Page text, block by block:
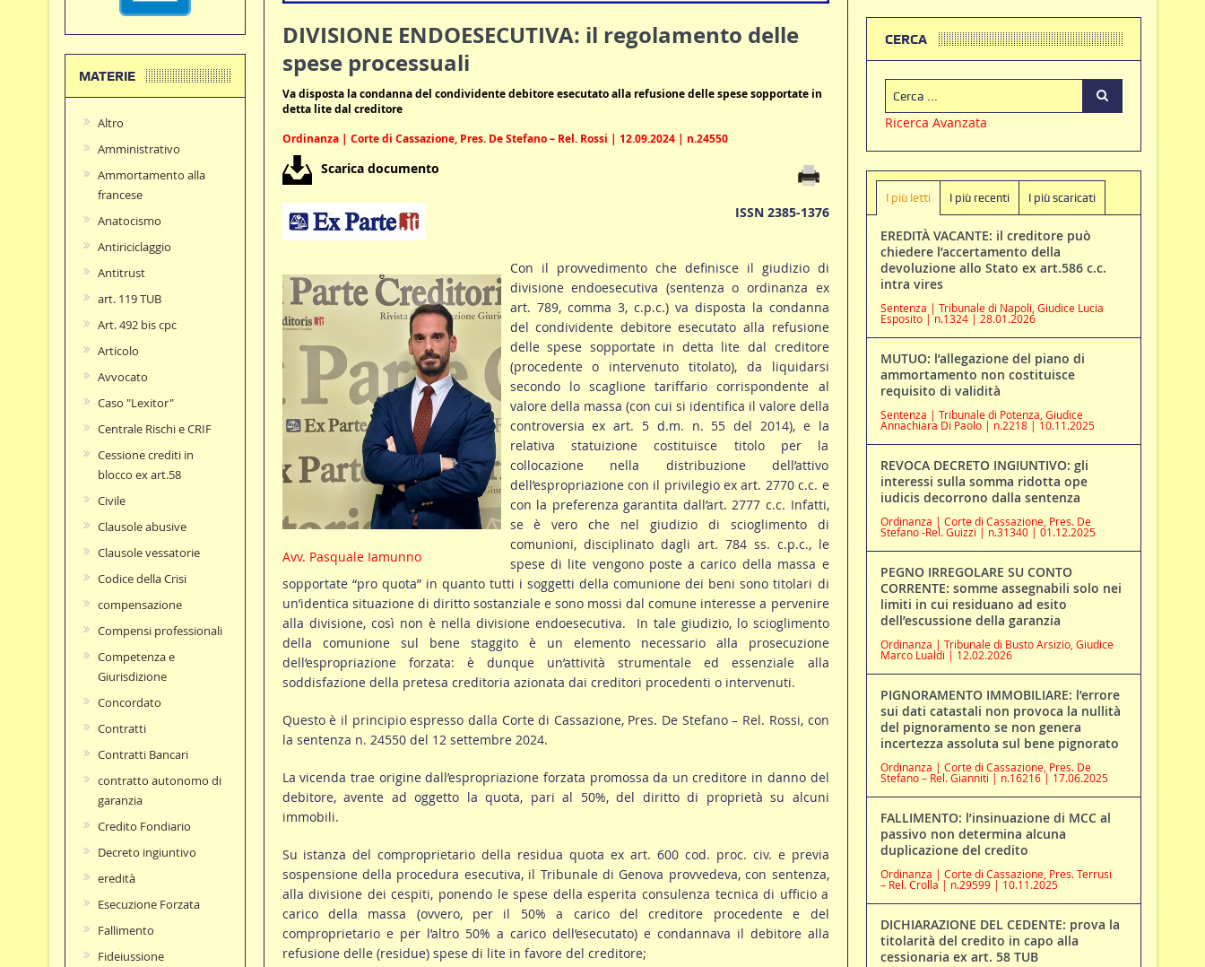
DIVISIONE ENDOESECUTIVA: il regolamento delle
spese processuali
Va disposta la condanna del condividente debitore esecutato alla refusione delle spese sopportate in
detta lite dal creditore
Ordinanza | Corte di Cassazione, Pres. De Stefano – Rel. Rossi | 12.09.2024 | n.24550
Scarica documento
ISSN 2385-1376
Avv. Pasquale Iamunno
Con il provvedimento che definisce il giudizio di
divisione endoesecutiva (sentenza o ordinanza ex
art. 789, comma 3, c.p.c.) va disposta la condanna
del condividente debitore esecutato alla refusione
delle spese sopportate in detta lite dal creditore
(procedente o intervenuto titolato), da liquidarsi
secondo lo scaglione tariffario corrispondente al
valore della massa (con cui si identifica il valore della
controversia ex art. 5 d.m. n. 55 del 2014), e la
relativa statuizione costituisce titolo per la
collocazione nella distribuzione dell’attivo
dell’espropriazione con il privilegio ex art. 2770 c.c. e
con la preferenza garantita dall’art. 2777 c.c. Infatti,
se è vero che nel giudizio di scioglimento di
comunioni, disciplinato dagli art. 784 ss. c.p.c., le
spese di lite vengono poste a carico della massa e
sopportate “pro quota” in quanto tutti i soggetti della comunione dei beni sono titolari di
un’identica situazione di diritto sostanziale e sono mossi dal comune interesse a pervenire
alla divisione, così non è nella divisione endoesecutiva. In tale giudizio, lo scioglimento
della comunione sul bene staggito è un elemento necessario alla prosecuzione
dell’espropriazione forzata: è dunque un’attività strumentale ed essenziale alla
soddisfazione della pretesa creditoria azionata dai creditori procedenti o intervenuti.
Questo è il principio espresso dalla Corte di Cassazione, Pres. De Stefano – Rel. Rossi, con
la sentenza n. 24550 del 12 settembre 2024.
La vicenda trae origine dall’espropriazione forzata promossa da un creditore in danno del
debitore, avente ad oggetto la quota, pari al 50%, del diritto di proprietà su alcuni
immobili.
Su istanza del comproprietario della residua quota ex art. 600 cod. proc. civ. e previa
sospensione della procedura esecutiva, il Tribunale di Genova provvedeva, con sentenza,
alla divisione dei cespiti, ponendo le spese della esperita consulenza tecnica di ufficio a
carico della massa (ovvero, per il 50% a carico del creditore procedente e del
comproprietario e per l’altro 50% a carico dell’esecutato) e condannava il debitore alla
refusione delle (residue) spese di lite in favore del creditore;
MATERIE
Altro
Amministrativo
Ammortamento alla
francese
Anatocismo
Antiriciclaggio
Antitrust
art. 119 TUB
Art. 492 bis cpc
Articolo
Avvocato
Caso "Lexitor"
Centrale Rischi e CRIF
Cessione crediti in
blocco ex art.58
Civile
Clausole abusive
Clausole vessatorie
Codice della Crisi
compensazione
Compensi professionali
Competenza e
Giurisdizione
Concordato
Contratti
Contratti Bancari
contratto autonomo di
garanzia
Credito Fondiario
Decreto ingiuntivo
eredità
Esecuzione Forzata
Fallimento
Fideiussione
CERCA
Ricerca Avanzata
I più letti I più recenti I più scaricati
EREDITÀ VACANTE: il creditore può
chiedere l’accertamento della
devoluzione allo Stato ex art.586 c.c.
intra vires
Sentenza | Tribunale di Napoli, Giudice Lucia
Esposito | n.1324 | 28.01.2026
MUTUO: l’allegazione del piano di
ammortamento non costituisce
requisito di validità
Sentenza | Tribunale di Potenza, Giudice
Annachiara Di Paolo | n.2218 | 10.11.2025
REVOCA DECRETO INGIUNTIVO: gli
interessi sulla somma ridotta ope
iudicis decorrono dalla sentenza
Ordinanza | Corte di Cassazione, Pres. De
Stefano -Rel. Guizzi | n.31340 | 01.12.2025
PEGNO IRREGOLARE SU CONTO
CORRENTE: somme assegnabili solo nei
limiti in cui residuano ad esito
dell’escussione della garanzia
Ordinanza | Tribunale di Busto Arsizio, Giudice
Marco Lualdi | 12.02.2026
PIGNORAMENTO IMMOBILIARE: l’errore
sui dati catastali non provoca la nullità
del pignoramento se non genera
incertezza assoluta sul bene pignorato
Ordinanza | Corte di Cassazione, Pres. De
Stefano – Rel. Gianniti | n.16216 | 17.06.2025
FALLIMENTO: l’insinuazione di MCC al
passivo non determina alcuna
duplicazione del credito
Ordinanza | Corte di Cassazione, Pres. Terrusi
– Rel. Crolla | n.29599 | 10.11.2025
DICHIARAZIONE DEL CEDENTE: prova la
titolarità del credito in capo alla
cessionaria ex art. 58 TUB